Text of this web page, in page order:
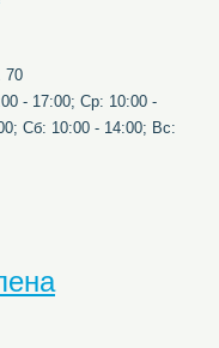
70
- 17:00; Ср: 10:00 -
Сб: 10:00 - 14:00; Вс: